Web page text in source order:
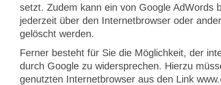
setzt. Zudem kann ein von Google AdWords
jederzeit über den Internetbrowser oder
gelöscht werden.
Ferner besteht für Sie die Möglichkeit, der
durch Google zu widersprechen. Hierzu
genutzten Internetbrowser aus den Link